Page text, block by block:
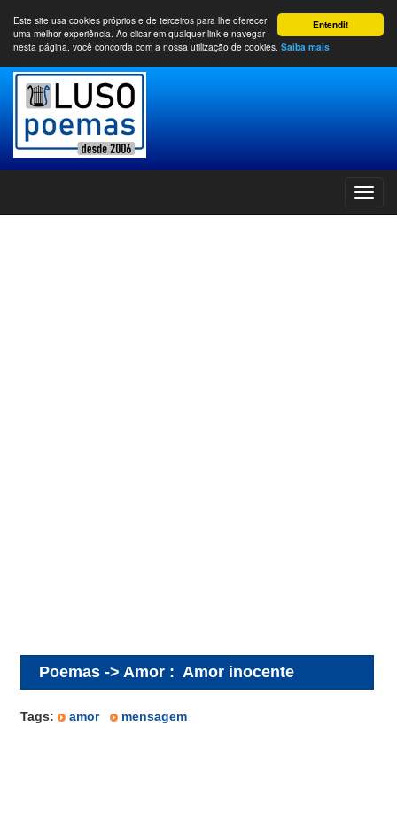
Entendi!
Este site usa cookies próprios e de terceiros para lhe oferecer
uma melhor experiência. Ao clicar em qualquer link e navegar
nesta página, você concorda com a nossa utilização de cookies. Saiba mais
Poemas -> Amor : Amor inocente
Tags: amor mensagem